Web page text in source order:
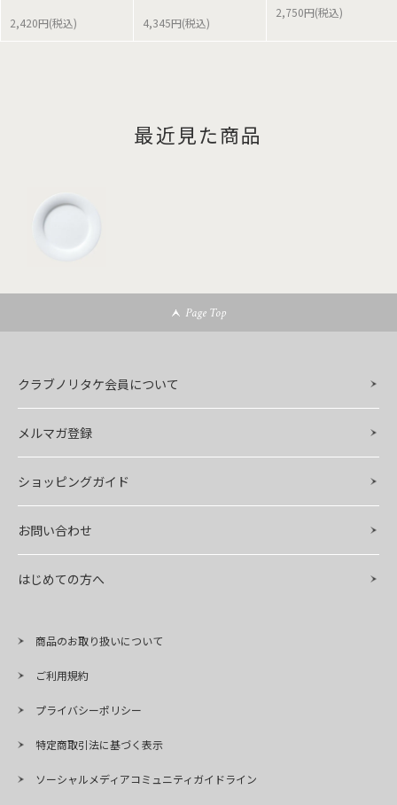
2,420円(税込) 4,345円(税込)
2,750円(税込)
最近見た商品
Page Top
クラブノリタケ会員について
メルマガ登録
ショッピングガイド
お問い合わせ
はじめての方へ
商品のお取り扱いについて
ご利用規約
プライバシーポリシー
特定商取引法に基づく表示
ソーシャルメディアコミュニティガイドライン